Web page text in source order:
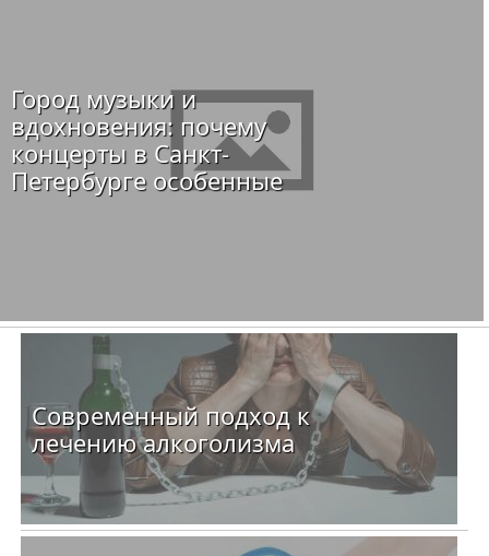
Город музыки и
вдохновения: почему
концерты в Санкт-
Петербурге особенные
Современный подход к
лечению алкоголизма